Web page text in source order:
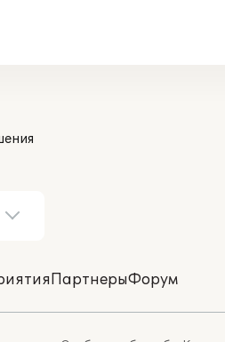
ПартнерыФорум